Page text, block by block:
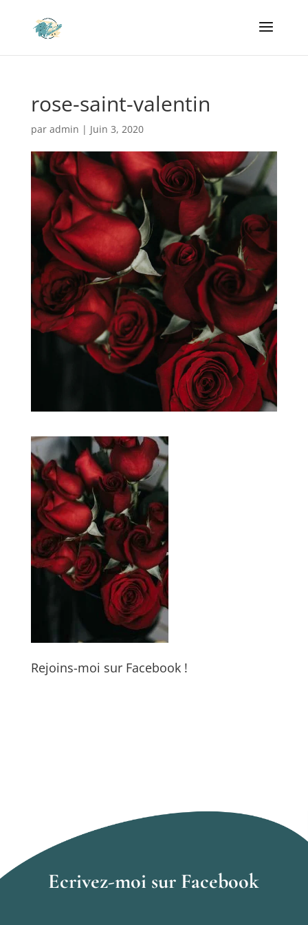
rose-saint-valentin
par admin | Juin 3, 2020
Rejoins-moi sur Facebook !
Ecrivez-moi sur Facebook